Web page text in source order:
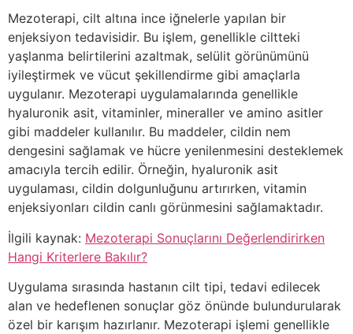
Mezoterapi, cilt altına ince iğnelerle yapılan bir
enjeksiyon tedavisidir. Bu işlem, genellikle ciltteki
yaşlanma belirtilerini azaltmak, selülit görünümünü
iyileştirmek ve vücut şekillendirme gibi amaçlarla
uygulanır. Mezoterapi uygulamalarında genellikle
hyaluronik asit, vitaminler, mineraller ve amino asitler
gibi maddeler kullanılır. Bu maddeler, cildin nem
dengesini sağlamak ve hücre yenilenmesini desteklemek
amacıyla tercih edilir. Örneğin, hyaluronik asit
uygulaması, cildin dolgunluğunu artırırken, vitamin
enjeksiyonları cildin canlı görünmesini sağlamaktadır.
İlgili kaynak: Mezoterapi Sonuçlarını Değerlendirirken
Hangi Kriterlere Bakılır?
Uygulama sırasında hastanın cilt tipi, tedavi edilecek
alan ve hedeflenen sonuçlar göz önünde bulundurularak
özel bir karışım hazırlanır. Mezoterapi işlemi genellikle